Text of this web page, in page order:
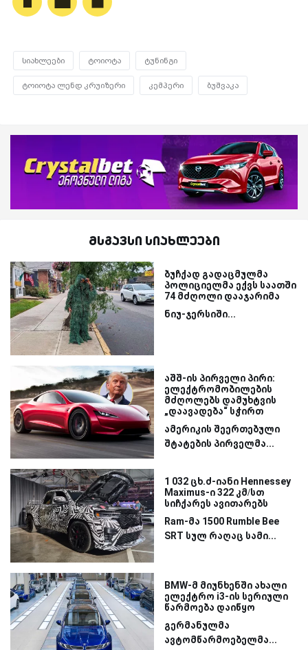
სიახლეები ტოიოტა ტუნინგი
ტოიოტა ლენდ კრუიზერი კემპერი ბუშვაკა
მსგავსი სიახლეები
ბუჩქად გადაცმულმა
პოლიციელმა ექვს საათში
74 მძღოლი დააჯარიმა
ნიუ-ჯერსიში...
აშშ-ის პირველი პირი:
ელექტრომობილების
მძღოლებს დამუხტვის
„დაავადება“ სჭირთ
ამერიკის შეერთებული
შტატების პირველმა...
1 032 ცხ.ძ-იანი Hennessey
Maximus-ი 322 კმ/სთ
სიჩქარეს ავითარებს
Ram-მა 1500 Rumble Bee
SRT სულ რაღაც სამი...
BMW-მ მიუნხენში ახალი
ელექტრო i3-ის სერიული
წარმოება დაიწყო
გერმანულმა
ავტომწარმოებელმა...